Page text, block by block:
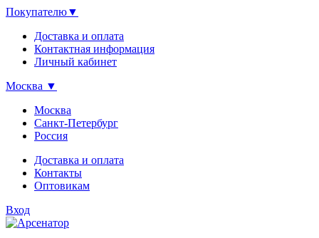
Покупателю▼
Доставка и оплата
Контактная информация
Личный кабинет
Москва ▼
Москва
Санкт-Петербург
Россия
Доставка и оплата
Контакты
Оптовикам
Вход